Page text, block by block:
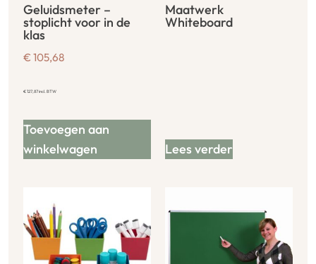
Geluidsmeter –
stoplicht voor in de
klas
€ 105,68
€127,87incl. BTW
Toevoegen aan
winkelwagen
Maatwerk
Whiteboard
Lees verder